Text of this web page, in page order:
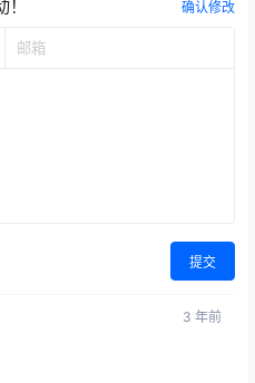
确认修改
提交
3 年前